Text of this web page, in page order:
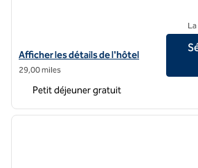
Afficher les détails de l'hôtel Hampton
Afficher les détails de l'hôtel
29,00 miles
Petit déjeuner gratuit
1 sur 12